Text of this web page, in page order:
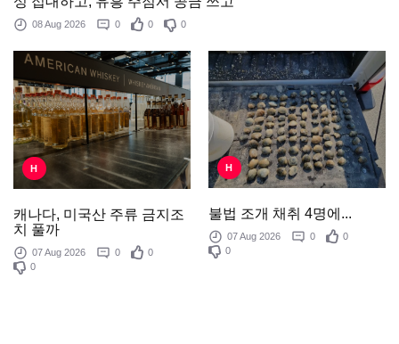
08 Aug 2026 0 0 0
H
캐나다, 미국산 주류 금지조
치 풀까
07 Aug 2026 0
0
0
H
불법 조개 채취 4명에...
07 Aug 2026 0
0
0